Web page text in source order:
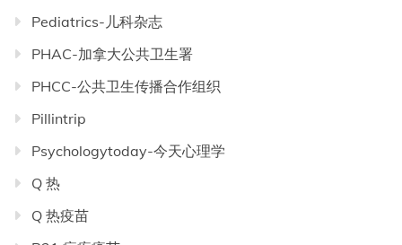
Pediatrics-儿科杂志
PHAC-加拿大公共卫生署
PHCC-公共卫生传播合作组织
Pillintrip
Psychologytoday-今天心理学
Q 热
Q 热疫苗